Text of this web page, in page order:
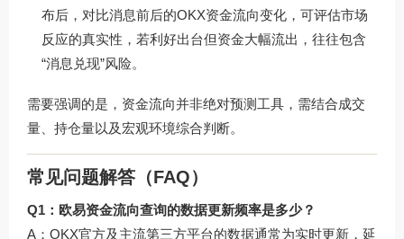
布后，对比消息前后的OKX资金流向变化，可评估市场
反应的真实性，若利好出台但资金大幅流出，往往包含
“消息兑现”风险。
需要强调的是，资金流向并非绝对预测工具，需结合成交
量、持仓量以及宏观环境综合判断。
常见问题解答（FAQ）
Q1：欧易资金流向查询的数据更新频率是多少？
A：OKX官方及主流第三方平台的数据通常为实时更新，延